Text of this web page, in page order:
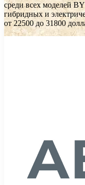
среди всех моделей
гибридных и
от 22500 до 31800